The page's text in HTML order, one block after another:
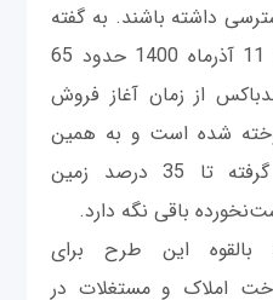
داشته باشند. به گفته
بورگت از بعدازظهر پنجشنبه 11 آذرماه 1400 حدود 65
زمین سندباکس از زمان آغاز فروش
شده است و به همین
دلیل این شرکت تصمیم گرفته تا 35 درصد زمین
بالقوه این طرح برای
املاک و مستغلات در